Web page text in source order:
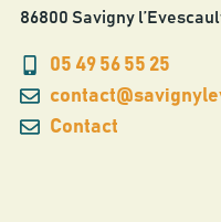
86800 Savigny
05 49 56 55 25
Contact